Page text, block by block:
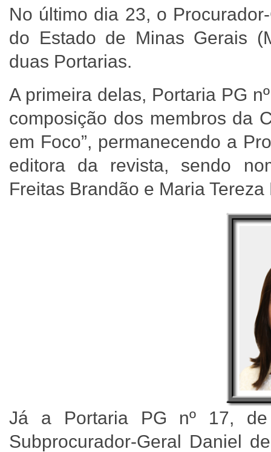
No último dia 23, o
do Estado de Minas Gerais
duas Portarias.
A primeira delas, Portaria PG
composição dos membros da
em Foco”, permanecendo a
editora da revista, sendo
Freitas Brandão e Maria
Já a Portaria PG nº 17,
Subprocurador-Geral Daniel